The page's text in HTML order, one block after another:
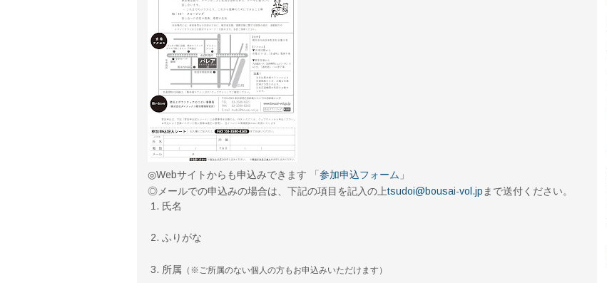
◎Webサイトからも申込みできます 「参加申込フォーム 」
◎メールでの申込みの場合は、下記の項目を記入の上tsudoi@bousai-vol.jp まで送付ください。
氏名
ふりがな
所属 （※ご所属のない個人の方もお申込みいただけます）